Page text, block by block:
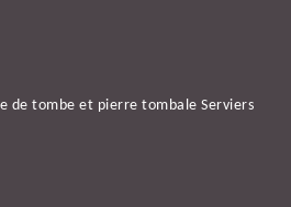
de tombe et pierre tombale Serviers